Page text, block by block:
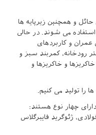
حائل و همچنین زیرپایه ها
استفاده می شوند. در حالی
و کاربردهای
رودخانه، کمربند سبز و
و خاکریزها و
را تولید می کنیم.
چهار نوع هستند:
ژئوگرید فایبرگلاس